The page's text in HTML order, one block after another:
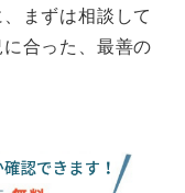
まずは相談して
合った、最善の